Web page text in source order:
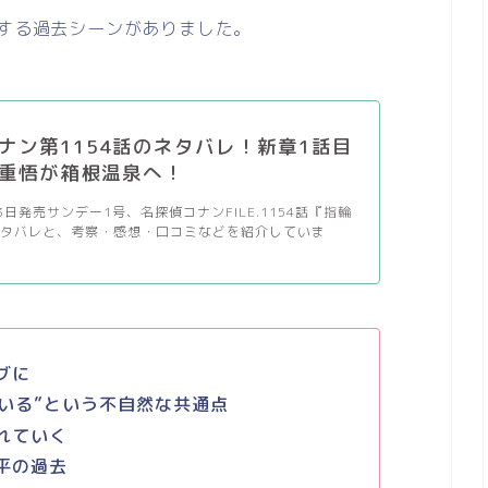
過去シーンがありました。
ン第1154話のネタバレ！新章1話目
悟が箱根温泉へ！
発売サンデー1号、名探偵コナンFILE.1154話『指輪
バレと、考察・感想・口コミなどを紹介していま
に
る”という不自然な共通点
ていく
の過去